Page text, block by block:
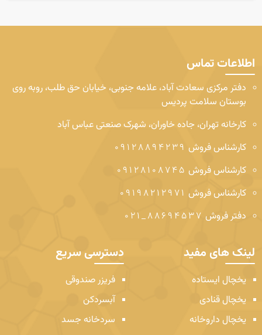
اطلاعات تماس
دفتر مرکزی سعادت آباد، علامه جنوبی، خیابان حق طلب، روبه روی
بوستان سلامت پردیس
کارخانه تهران، جاده خاوران، شهرک صنعتی عباس آباد
کارشناس فروش 09128894239
کارشناس فروش 09128108745
کارشناس فروش 09198212971
دفتر فروش 88694537_021
لینک های مفید
یخچال ایستاده
یخچال قنادی
یخچال داروخانه
دسترسی سریع
فریزر صندوقی
آبسردکن
سردخانه جسد